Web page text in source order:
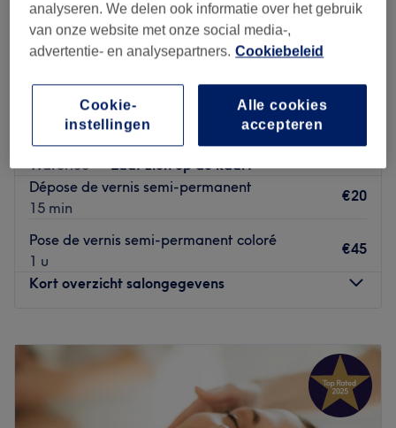
RD Beauté (réservé aux femmes)
4,9
236 reviews
Waterloo
Laat zien op de kaart
Dépose de vernis semi-permanent
15 min
€20
Pose de vernis semi-permanent coloré
1 u
€45
Kort overzicht salongegevens
Dinsdag
18:30
Gesloten
–18:30
09:00– 18:30
analyseren. We delen ook informatie over het gebruik
van onze website met onze social media-,
advertentie- en analysepartners. Cookiebeleid
Alle cookies
accepteren
Cookie-
instellingen